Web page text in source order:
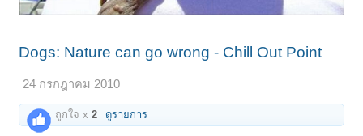
Dogs: Nature can go wrong - Chill Out Point
24 กรกฎาคม 2010
ถูกใจ x2 ดูรายการ